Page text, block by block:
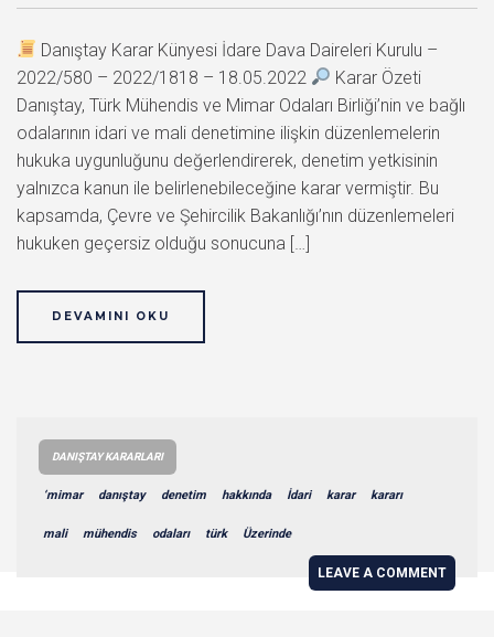
Danıştay Karar Künyesi İdare Dava Daireleri Kurulu –
2022/580 – 2022/1818 – 18.05.2022
Karar Özeti
Danıştay, Türk Mühendis ve Mimar Odaları Birliği’nin ve bağlı
odalarının idari ve mali denetimine ilişkin düzenlemelerin
hukuka uygunluğunu değerlendirerek, denetim yetkisinin
yalnızca kanun ile belirlenebileceğine karar vermiştir. Bu
kapsamda, Çevre ve Şehircilik Bakanlığı’nın düzenlemeleri
hukuken geçersiz olduğu sonucuna […]
DEVAMINI OKU
DANIŞTAY KARARLARI
‘mimar danıştay denetim hakkında İdari karar kararı
mali mühendis odaları türk Üzerinde
LEAVE A COMMENT